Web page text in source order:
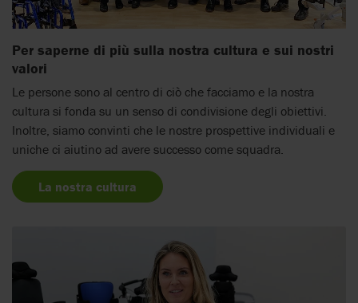
Per saperne di più sulla nostra cultura e sui nostri
valori
Le persone sono al centro di ciò che facciamo e la nostra
cultura si fonda su un senso di condivisione degli obiettivi.
Inoltre, siamo convinti che le nostre prospettive individuali e
uniche ci aiutino ad avere successo come squadra.
La nostra cultura